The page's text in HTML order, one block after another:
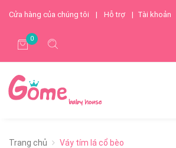
Cửa hàng của chúng tôi | Hỗ trợ | Tài khoản
0
Trang chủ Váy tím lá cổ bèo